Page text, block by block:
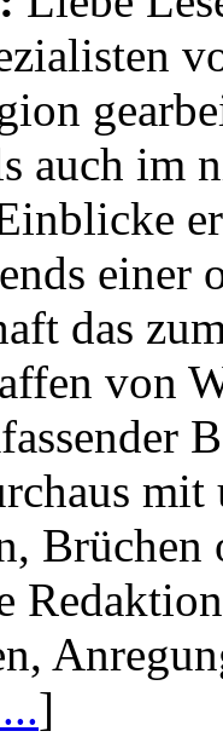
auch im
einer
das
von
mit
Brüchen
]